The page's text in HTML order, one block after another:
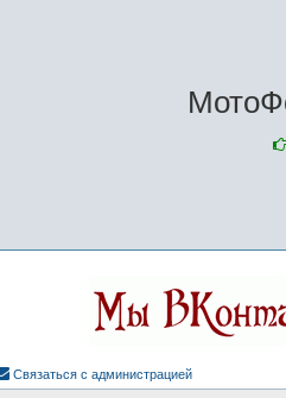
Связаться с администрацией